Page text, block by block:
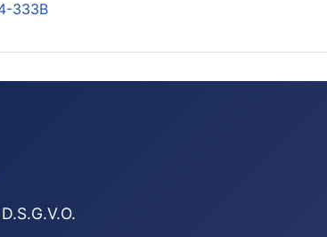
333B